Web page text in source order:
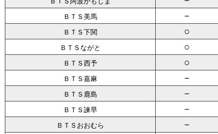
ＢＴＳ美馬 －
ＢＴＳ下関 ○
ＢＴＳながと ○
ＢＴＳ西予 ○
ＢＴＳ嘉麻 －
ＢＴＳ鹿島 －
ＢＴＳ諫早 －
ＢＴＳおおむら －